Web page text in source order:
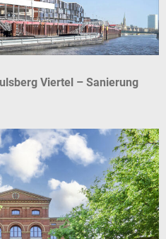
Viertel – Sanierung